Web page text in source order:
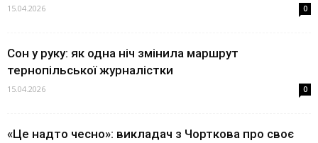
15.04.2026 0
Сон у руку: як одна ніч змінила маршрут
тернопільської журналістки
15.04.2026 0
«Це надто чесно»: викладач з Чорткова про своє